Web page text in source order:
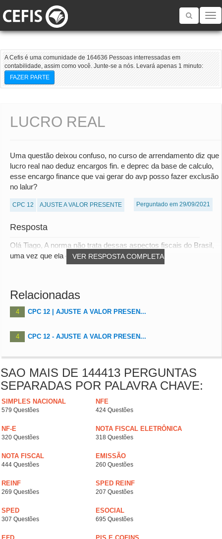
Toggle
A Cefis é uma comunidade de 164636 Pessoas interressadas em
contabilidade, assim como você. Junte-se a nós. Levará apenas 1 minuto:
FAZER PARTE
LUCRO REAL
Uma questão deixou confuso, no curso de arrendamento diz que
lucro real nao deduz encargos fin. e deprec da base de calculo,
esse encargo finance que vai gerar do avp posso fazer exclusão
no lalur?
CPC 12 AJUSTE A VALOR PRESENTE Perguntado em 29/09/2021
Resposta
VER RESPOSTA COMPLETA
Olá Tiago, A norma não trata dessas aspectos fiscais do Brasil,
uma vez que ela é global. Mas vend...
Relacionadas
4 CPC 12 | AJUSTE A VALOR PRESEN...
4 CPC 12 - AJUSTE A VALOR PRESEN...
SAO MAIS DE 144413 PERGUNTAS
SEPARADAS POR PALAVRA CHAVE:
SIMPLES NACIONAL
579 Questões
NFE
424 Questões
NF-E
320 Questões
NOTA FISCAL ELETRÔNICA
318 Questões
NOTA FISCAL
444 Questões
EMISSÃO
260 Questões
REINF
269 Questões
SPED REINF
207 Questões
SPED
307 Questões
ESOCIAL
695 Questões